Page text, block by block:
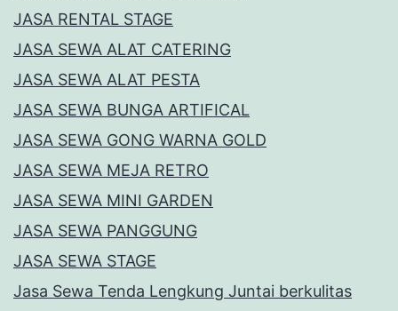
JASA RENTAL STAGE
JASA SEWA ALAT CATERING
JASA SEWA ALAT PESTA
JASA SEWA BUNGA ARTIFICAL
JASA SEWA GONG WARNA GOLD
JASA SEWA MEJA RETRO
JASA SEWA MINI GARDEN
JASA SEWA PANGGUNG
JASA SEWA STAGE
Jasa Sewa Tenda Lengkung Juntai berkulitas